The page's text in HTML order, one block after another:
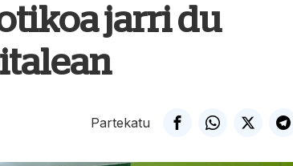
jarri du
Partekatu